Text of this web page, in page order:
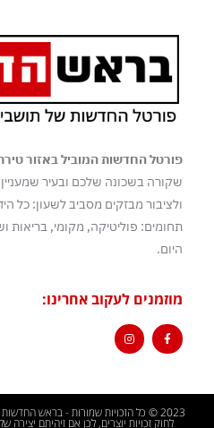
פורטל החדשות המוביל באזור
שקורה בשכונה שלכם ובעיר
ולציבור מבזקים מסביב לשעון: כל
תחומים: פוליטיקה, מקומי,
היום.
מוזמנים לעקוב אחרינו:
לחוק זכויות יוצרים, לכן אם זיהיתם